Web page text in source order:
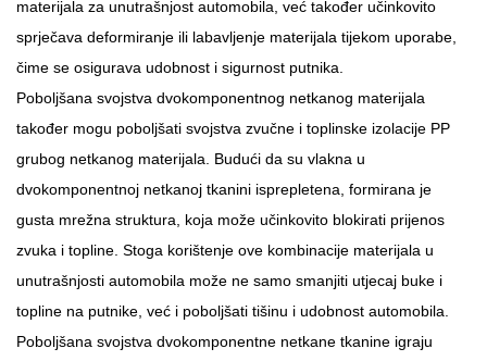
materijala za unutrašnjost automobila, već također učinkovito
sprječava deformiranje ili labavljenje materijala tijekom uporabe,
čime se osigurava udobnost i sigurnost putnika.
Poboljšana svojstva dvokomponentnog netkanog materijala
također mogu poboljšati svojstva zvučne i toplinske izolacije PP
grubog netkanog materijala. Budući da su vlakna u
dvokomponentnoj netkanoj tkanini isprepletena, formirana je
gusta mrežna struktura, koja može učinkovito blokirati prijenos
zvuka i topline. Stoga korištenje ove kombinacije materijala u
unutrašnjosti automobila može ne samo smanjiti utjecaj buke i
topline na putnike, već i poboljšati tišinu i udobnost automobila.
Poboljšana svojstva dvokomponentne netkane tkanine igraju